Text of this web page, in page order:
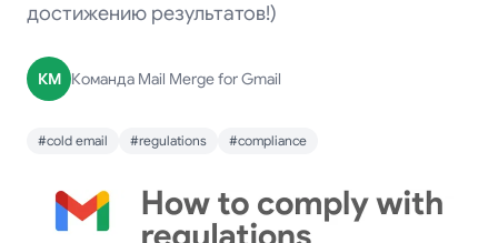
достижению результатов!)
КM Команда Mail Merge for Gmail
#cold email #regulations #compliance